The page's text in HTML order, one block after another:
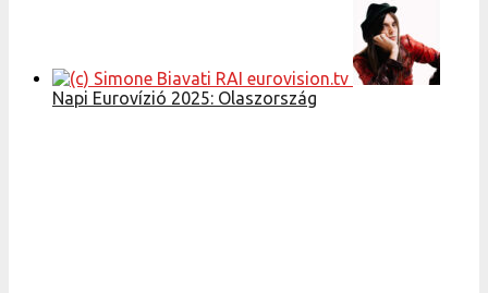
Napi Eurovízió 2025: Olaszország